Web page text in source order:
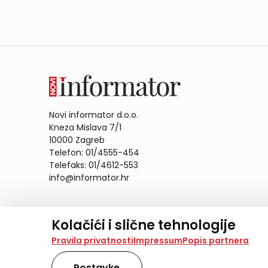
Kolačići i slične tehnologije
Na našoj web stranici koristimo kolačiće i slične
analiziramo promet na stranici te prikazujemo
također koriste ove tehnologije.
Pravila privatnostiImpressumPopis partnera
Novi informator d.o.o.
Kneza Mislava 7/1
10000 Zagreb
Telefon: 01/4555-454
Telefaks: 01/4612-553
info@informator.hr